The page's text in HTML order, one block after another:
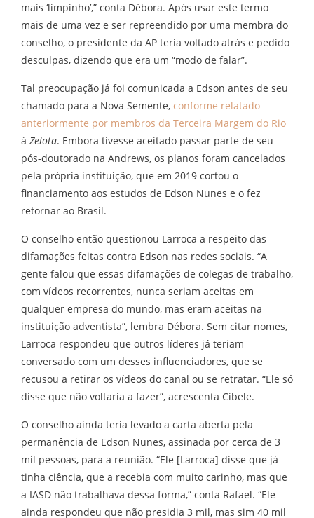
mais ‘limpinho’,” conta Débora. Após usar este termo
mais de uma vez e ser repreendido por uma membra do
conselho, o presidente da AP teria voltado atrás e pedido
desculpas, dizendo que era um “modo de falar”.
Tal preocupação já foi comunicada a Edson antes de seu
chamado para a Nova Semente, conforme relatado
anteriormente por membros da Terceira Margem do Rio
à Zelota. Embora tivesse aceitado passar parte de seu
pós-doutorado na Andrews, os planos foram cancelados
pela própria instituição, que em 2019 cortou o
financiamento aos estudos de Edson Nunes e o fez
retornar ao Brasil.
O conselho então questionou Larroca a respeito das
difamações feitas contra Edson nas redes sociais. “A
gente falou que essas difamações de colegas de trabalho,
com vídeos recorrentes, nunca seriam aceitas em
qualquer empresa do mundo, mas eram aceitas na
instituição adventista”, lembra Débora. Sem citar nomes,
Larroca respondeu que outros líderes já teriam
conversado com um desses influenciadores, que se
recusou a retirar os vídeos do canal ou se retratar. “Ele só
disse que não voltaria a fazer”, acrescenta Cibele.
O conselho ainda teria levado a carta aberta pela
permanência de Edson Nunes, assinada por cerca de 3
mil pessoas, para a reunião. “Ele [Larroca] disse que já
tinha ciência, que a recebia com muito carinho, mas que
a IASD não trabalhava dessa forma,” conta Rafael. “Ele
ainda respondeu que não presidia 3 mil, mas sim 40 mil